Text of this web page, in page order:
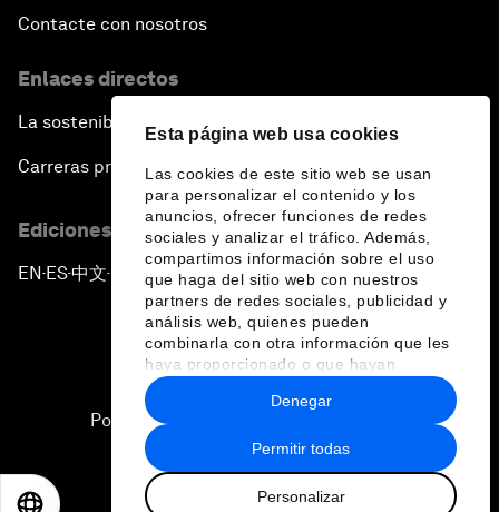
Esta página web usa cookies
Las cookies de este sitio web se usan
para personalizar el contenido y los
anuncios, ofrecer funciones de redes
sociales y analizar el tráfico. Además,
compartimos información sobre el uso
que haga del sitio web con nuestros
partners de redes sociales, publicidad y
análisis web, quienes pueden
combinarla con otra información que les
haya proporcionado o que hayan
recopilado a partir del uso que haya
hecho de sus servicios.
Permitir todas
Personalizar
Denegar
Contacte con nosotros
Enlaces directos
La sostenibilidad en el Foro
Carreras profesionales
Ediciones en otros idiomas
EN ▪ ES▪中文▪ 日本語
Política de privacidad y normas de uso
2026 Foro Económico Mundial